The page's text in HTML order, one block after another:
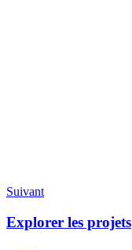
Suivant
Explorer les projets